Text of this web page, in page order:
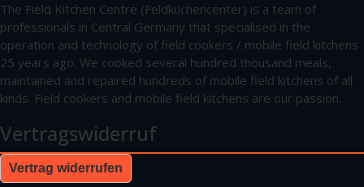
The Field Kitchen Centre (Feldküchencenter) is a team of
professionals in Central Germany that specialised in the
operation and technology of field cookers / mobile field kitchens
25 years ago. We cooked several hundred thousand meals,
maintained and repaired hundreds of mobile field kitchens of all
kinds. Field cookers and mobile field kitchens are our passion.
Vertragswiderruf
Vertrag widerrufen